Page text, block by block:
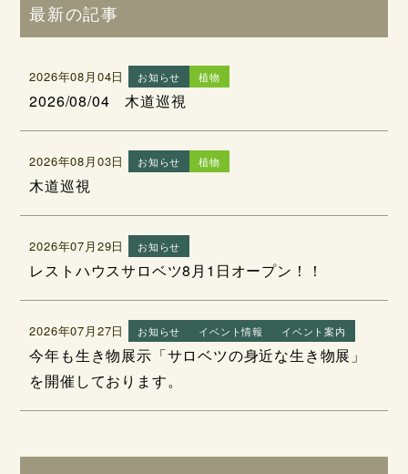
最新の記事
2026年08月04日 お知らせ 植物
2026/08/04 木道巡視
2026年08月03日 お知らせ 植物
木道巡視
2026年07月29日 お知らせ
レストハウスサロベツ8月1日オープン！！
2026年07月27日 お知らせ イベント情報 イベント案内
今年も生き物展示「サロベツの身近な生き物展」
を開催しております。